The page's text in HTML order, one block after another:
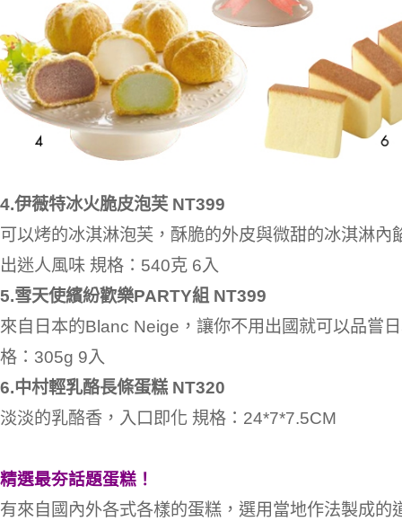
4.伊薇特冰火脆皮泡芙 NT399
可以烤的冰淇淋泡芙，酥脆的外皮與微甜的冰淇淋內
出迷人風味 規格：540克 6入
5.雪天使繽紛歡樂PARTY組 NT399
來自日本的Blanc Neige，讓你不用出國就可以品嘗
格：305g 9入
6.中村輕乳酪長條蛋糕 NT320
淡淡的乳酪香，入口即化 規格：24*7*7.5CM
精選最夯話題蛋糕！
有來自國內外各式各樣的蛋糕，選用當地作法製成的